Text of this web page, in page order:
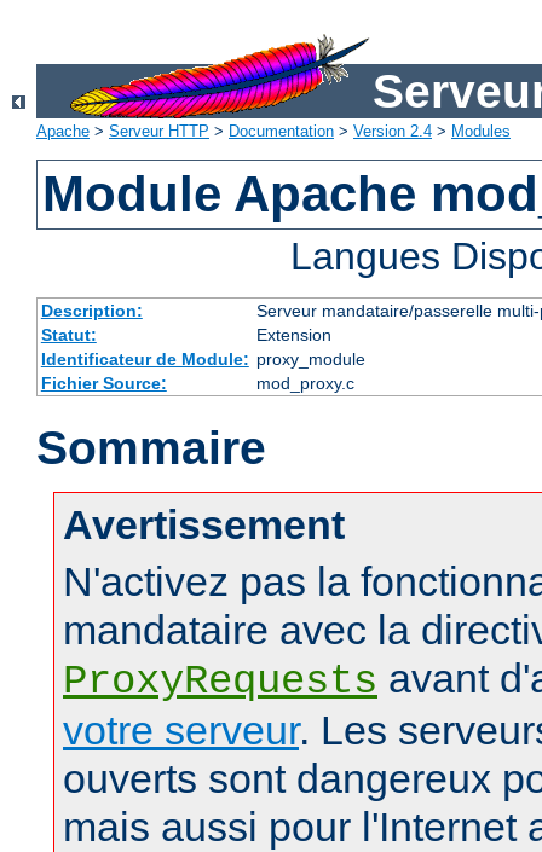
Apache > Serveur HTTP > Documentation > Version 2.4 > Modules
Module Apache
Langues
Description:
Serveur mandataire/passerelle
Statut:
Extension
Identificateur de Module: proxy_module
Fichier Source:
mod_proxy.c
Sommaire
Avertissement
N'activez pas la
mandataire avec la
ProxyRequests avant
votre serveur. Les
ouverts sont dangereux
mais aussi pour l'Internet